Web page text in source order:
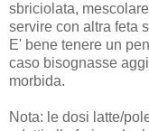
sbriciolata,
servire con altra feta
E' bene tenere un
caso bisognasse
morbida.
Nota: le dosi latte/